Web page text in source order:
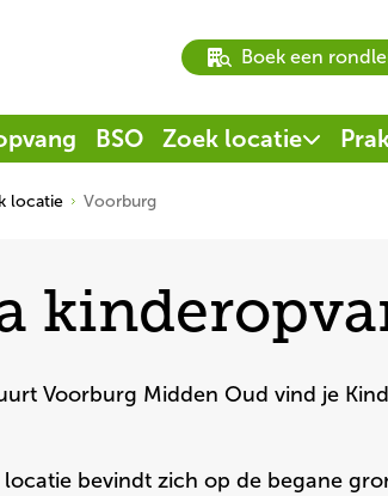
book
tour
Boek een
BSO Zoek locatie
locatie Voorburg
Voorburg Midden Oud vind je
locatie bevindt zich op de begane